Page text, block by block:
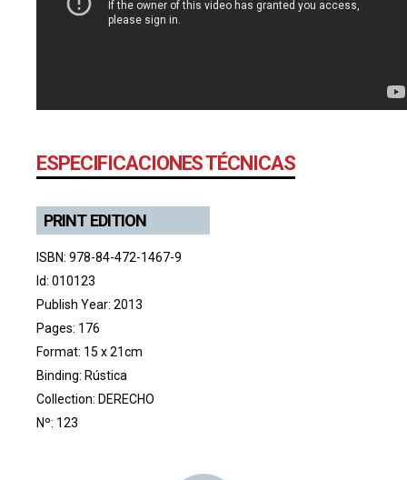
ESPECIFICACIONES TÉCNICAS
PRINT EDITION
ISBN: 978-84-472-1467-9
Id: 010123
Publish Year: 2013
Pages: 176
Format: 15 x 21cm
Binding: Rústica
Collection: DERECHO
Nº: 123